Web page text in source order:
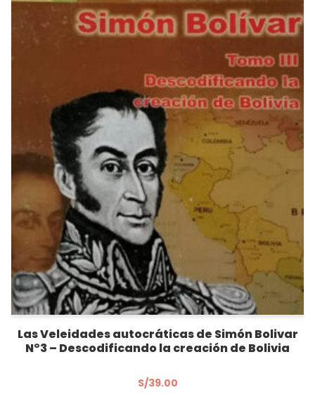
Las Veleidades autocráticas de Simón Bolivar
N°3 – Descodificando la creación de Bolivia
S/39.00